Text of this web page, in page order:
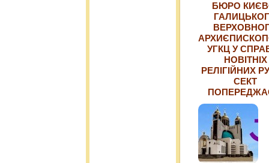
БЮРО
УГКЦ У
НОВІТНІХ
РЕЛІГІЙНИХ
СЕКТ